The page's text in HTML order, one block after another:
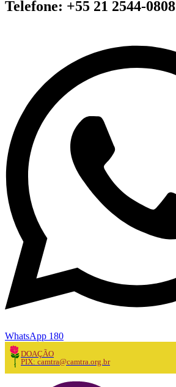
Telefone: +55 21 2544-0808
WhatsApp 180
DOAÇÃO
PIX: camtra@camtra.org.br